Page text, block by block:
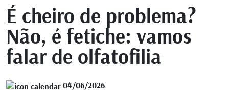
É cheiro de problema?
Não, é fetiche: vamos
falar de olfatofilia
04/06/2026